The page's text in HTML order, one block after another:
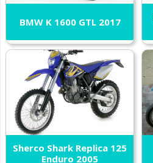
BMW K 1600 GTL 2017
Sherco Shark Replica 125
Enduro 2005